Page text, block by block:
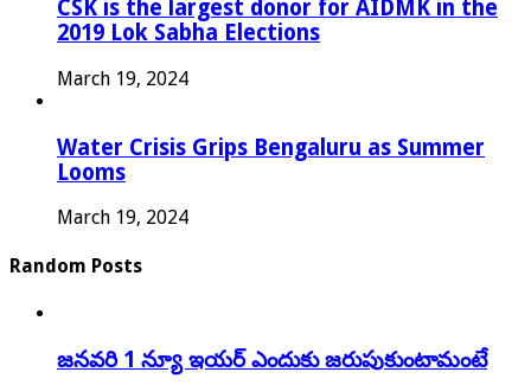
CSK is the largest donor for AIDMK in the
2019 Lok Sabha Elections
March 19, 2024
Water Crisis Grips Bengaluru as Summer
Looms
March 19, 2024
Random Posts
జనవరి 1 న్యూ ఇయర్ ఎందుకు జరుపుకుంటామంటే